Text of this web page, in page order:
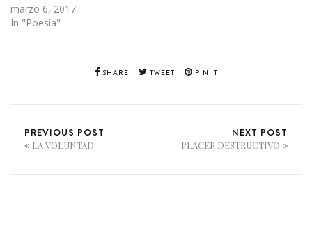
marzo 6, 2017
In "Poesía"
SHARE TWEET PIN IT
PREVIOUS POST
LA VOLUNTAD
NEXT POST
PLACER DESTRUCTIVO